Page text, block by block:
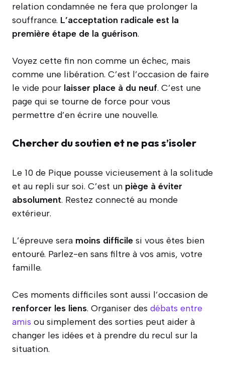
relation condamnée ne fera que prolonger la
souffrance. L’acceptation radicale est la
première étape de la guérison.
Voyez cette fin non comme un échec, mais
comme une libération. C’est l’occasion de faire
le vide pour laisser place à du neuf. C’est une
page qui se tourne de force pour vous
permettre d’en écrire une nouvelle.
Chercher du soutien et ne pas s’isoler
Le 10 de Pique pousse vicieusement à la solitude
et au repli sur soi. C’est un piège à éviter
absolument. Restez connecté au monde
extérieur.
L’épreuve sera moins difficile si vous êtes bien
entouré. Parlez-en sans filtre à vos amis, votre
famille.
Ces moments difficiles sont aussi l’occasion de
renforcer les liens. Organiser des débats entre
amis ou simplement des sorties peut aider à
changer les idées et à prendre du recul sur la
situation.